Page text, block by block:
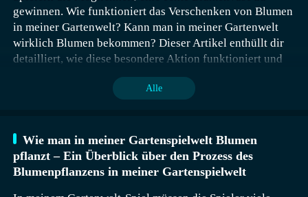
Essen: Sandwiches, gegrilltes Hähnchen, Eiscreme,
Kuchenrollen, Kaffee usw. - 20 Arten von
Haushaltsartikeln: Kühlschränke, Öfen,
Kaffeemaschinen, Saftpresse, Getränkeautomaten usw.
Über BabyBus ————— Bei BabyBus widmen wir
uns dem Anregen von Kinderns Kreativität, Fantasie
selbstständig zu erkunden. Jetzt bietet BabyBus eine
große Vielfalt an Produkten, Videos und anderem
Bildungsinhalt für über 400 Millionen Fans im Alter
Blumen können anfangs als Ressourcen im Haus
verkauft werden. Die Preise variieren je nach Sorte,
seltene Blumen bringen höhere Preise ein. So kann man
viel Geld verdienen, um weitere Samen, Dünger und
auszubauen, und gleichzeitig viele Geräte zu erwerben,
die die Effizienz und Bekanntheit des Gartens
gewinnen. Wie funktioniert das Verschenken von Blumen
in meiner Gartenwelt? Kann man in meiner Gartenwelt
wirklich Blumen bekommen? Dieser Artikel enthüllt dir
detailliert, wie diese besondere Aktion funktioniert und
wie du sie nutzen kannst.
Alle
Wie man in meiner Gartenspielwelt Blumen
pflanzt – Ein Überblick über den Prozess des
Blumenpflanzens in meiner Gartenspielwelt